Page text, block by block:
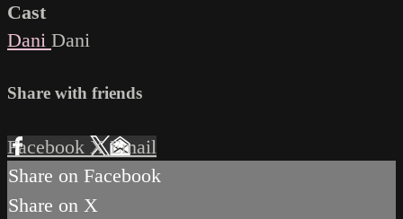
Cast
Dani Dani
Share with friends
Facebook XEmail
Share on Facebook
Share on X